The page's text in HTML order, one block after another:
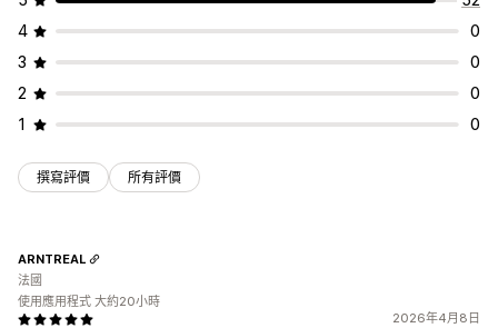
4
0
3
0
2
0
1
0
撰寫評價 所有評價
2026年4月8日
ARNTREAL
法國
使用應用程式 大約20小時